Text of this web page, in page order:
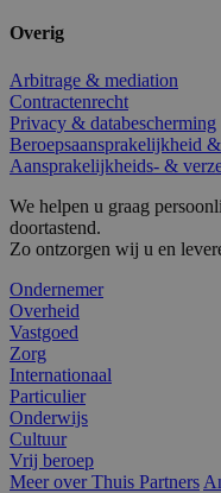
Overig
Arbitrage & mediation
Contractenrecht
Privacy & databescherming
Beroepsaansprakelijkheid
Aansprakelijkheids- &
We helpen u graag
doortastend.
Zo ontzorgen wij u en
Ondernemer
Overheid
Vastgoed
Zorg
Internationaal
Particulier
Onderwijs
Cultuur
Vrij beroep
Meer over Thuis Partners